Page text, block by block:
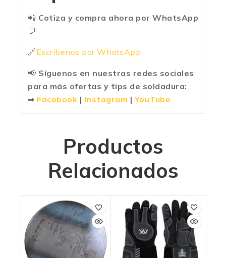
📲 Cotiza y compra ahora por WhatsApp
💬
🔗Escríbenos por WhatsApp
📢 Síguenos en nuestras redes sociales
para más ofertas y tips de soldadura:
➡ Facebook | Instagram |YouTube
Productos
Relacionados